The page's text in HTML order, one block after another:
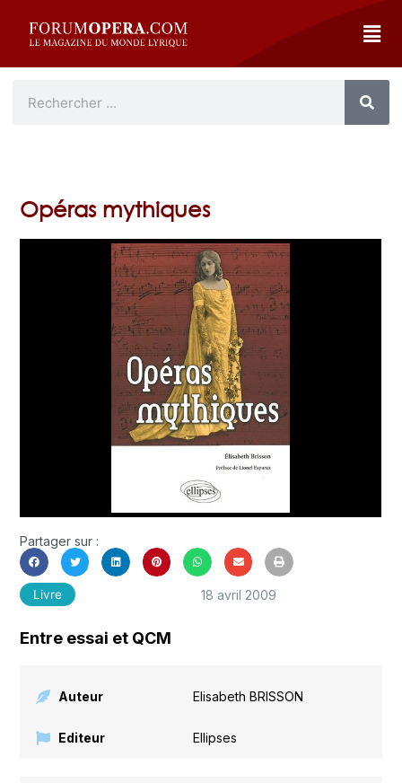
Opéras mythiques
Partager sur :
Livre 18 avril 2009
Entre essai et QCM
Auteur Elisabeth BRISSON
Editeur Ellipses